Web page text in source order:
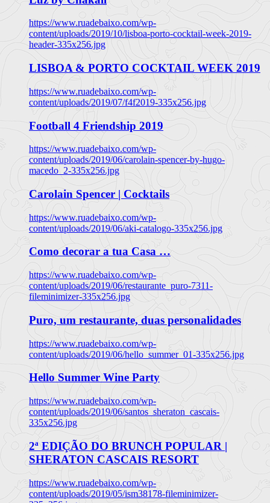
https://www.ruadebaixo.com/wp-
content/uploads/2019/10/lisboa-porto-cocktail-week-2019-
header-335x256.jpg
LISBOA & PORTO COCKTAIL WEEK 2019
https://www.ruadebaixo.com/wp-
content/uploads/2019/07/f4f2019-335x256.jpg
Football 4 Friendship 2019
https://www.ruadebaixo.com/wp-
content/uploads/2019/06/carolain-spencer-by-hugo-
macedo_2-335x256.jpg
Carolain Spencer | Cocktails
https://www.ruadebaixo.com/wp-
content/uploads/2019/06/aki-catalogo-335x256.jpg
Como decorar a tua Casa …
https://www.ruadebaixo.com/wp-
content/uploads/2019/06/restaurante_puro-7311-
fileminimizer-335x256.jpg
Puro, um restaurante, duas personalidades
https://www.ruadebaixo.com/wp-
content/uploads/2019/06/hello_summer_01-335x256.jpg
Hello Summer Wine Party
https://www.ruadebaixo.com/wp-
content/uploads/2019/06/santos_sheraton_cascais-
335x256.jpg
2ª EDIÇÃO DO BRUNCH POPULAR |
SHERATON CASCAIS RESORT
https://www.ruadebaixo.com/wp-
content/uploads/2019/05/ism38178-fileminimizer-